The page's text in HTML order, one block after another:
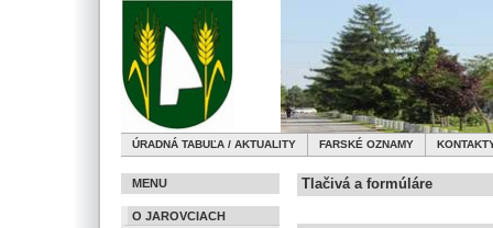
ÚRADNÁ TABUĽA / AKTUALITY FARSKÉ OZNAMY
MENU
O JAROVCIACH
Tlačivá a formúláre